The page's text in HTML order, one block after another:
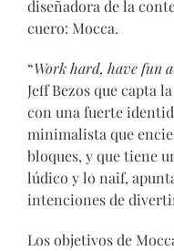
diseñadora de la
cuero: Mocca.
“Work hard, have fun
Jeff Bezos que capta
con una fuerte
minimalista que
bloques, y que tiene
lúdico y lo naif,
intenciones de
Los objetivos de